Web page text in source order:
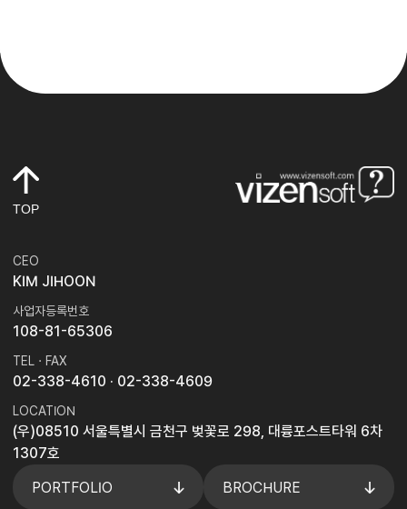
TOP
CEO
KIM JIHOON
사업자등록번호
108-81-65306
TEL · FAX
02-338-4610 · 02-338-4609
LOCATION
(우)08510 서울특별시 금천구 벚꽃로 298, 대륭포스트타워 6차
1307호
PORTFOLIO
BROCHURE